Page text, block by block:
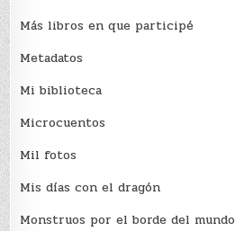
Más libros en que participé
Metadatos
Mi biblioteca
Microcuentos
Mil fotos
Mis días con el dragón
Monstruos por el borde del mundo